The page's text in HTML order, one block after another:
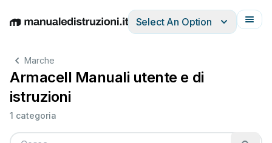
EnglishDeutschEspañolItalianoFrançais
Select An Option
Marche
Armacell Manuali utente e di
istruzioni
1 categoria